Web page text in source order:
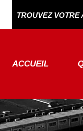
TROUVEZ VOTRE
ACCUEIL